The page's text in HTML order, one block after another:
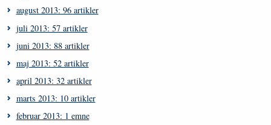
august 2013: 96 artikler
juli 2013: 57 artikler
juni 2013: 88 artikler
maj 2013: 52 artikler
april 2013: 32 artikler
marts 2013: 10 artikler
februar 2013: 1 emne